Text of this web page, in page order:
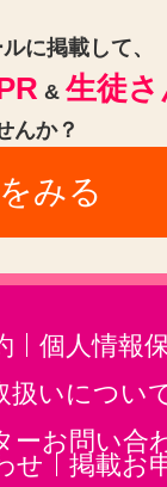
に掲載して、
& 生徒
んか？
みる
個人情報
扱いについ
ーお問い合
せ
掲載お